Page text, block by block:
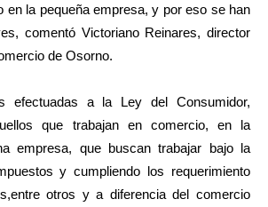
en la pequeña empresa, y por eso se han
comentó Victoriano Reinares, director
de Osorno.
efectuadas a la Ley del Consumidor,
que trabajan en comercio, en la
empresa, que buscan trabajar bajo la
y cumpliendo los requerimiento
otros y a diferencia del comercio